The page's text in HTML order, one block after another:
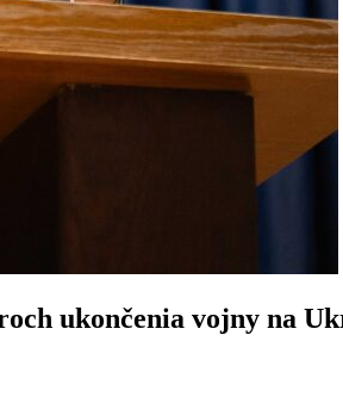
ukončenia vojny na